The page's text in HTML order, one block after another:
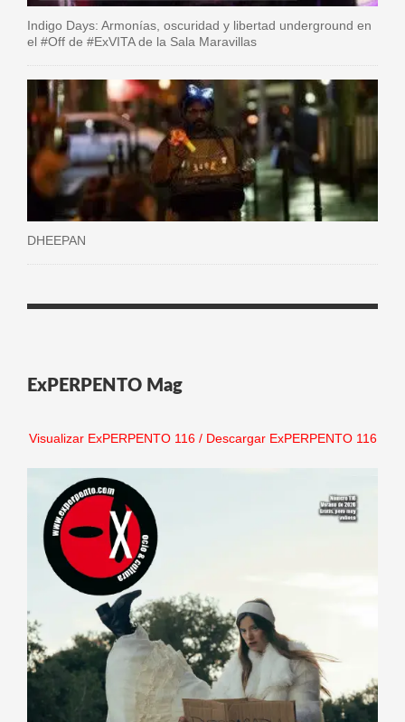
Indigo Days: Armonías, oscuridad y libertad underground en
el #Off de #ExVITA de la Sala Maravillas
DHEEPAN
ExPERPENTO Mag
Visualizar ExPERPENTO 116/ Descargar ExPERPENTO 116